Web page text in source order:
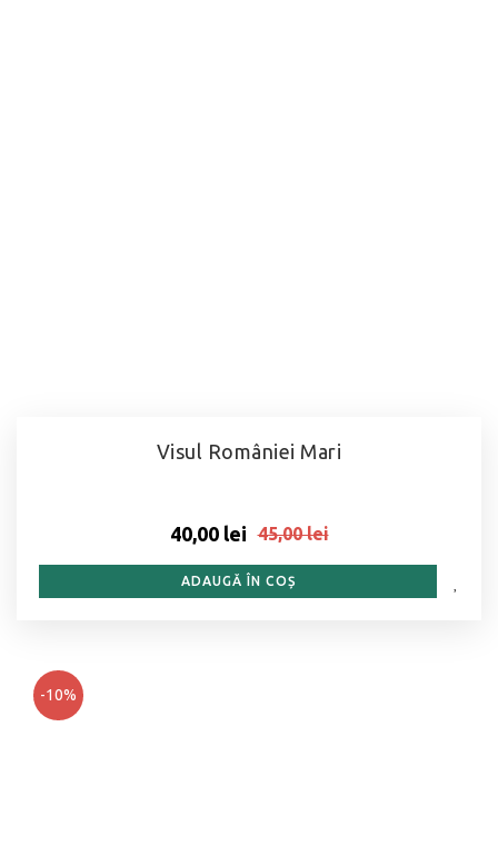
Visul României Mari
40,00 lei 45,00 lei
ADAUGĂ ÎN COȘ
-10%